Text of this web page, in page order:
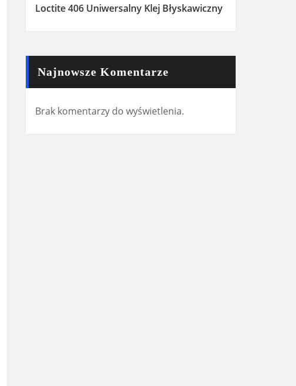
Loctite 406 Uniwersalny Klej Błyskawiczny
Najnowsze Komentarze
Brak komentarzy do wyświetlenia.